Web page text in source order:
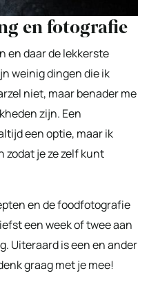
en fotografie
en daar de lekkerste
weinig dingen die ik
niet, maar benader me
zijn. Een
een optie, maar ik
zodat je ze zelf kunt
en de foodfotografie
een week of twee aan
Uiteraard is een en ander
graag met je mee!